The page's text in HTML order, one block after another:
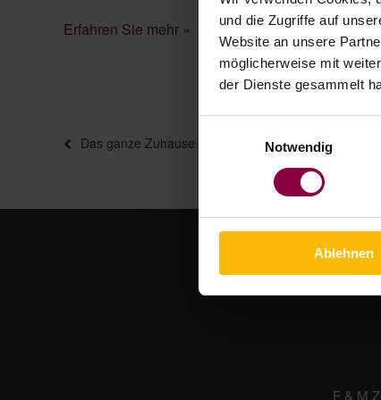
und die Zugriffe auf
Website an unsere
möglicherweise mit
der Dienste gesammelt
Notwendig
Ablehnen
Erfahren Sie mehr »
Beitragsnavigation
Vorheriger
Das ganze Zuhause auf einer App
F & M